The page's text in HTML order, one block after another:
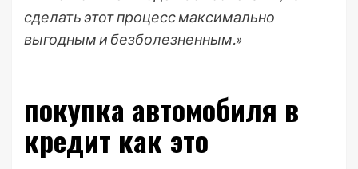
сделать этот процесс максимально
выгодным и безболезненным.»
покупка автомобиля в
кредит как это